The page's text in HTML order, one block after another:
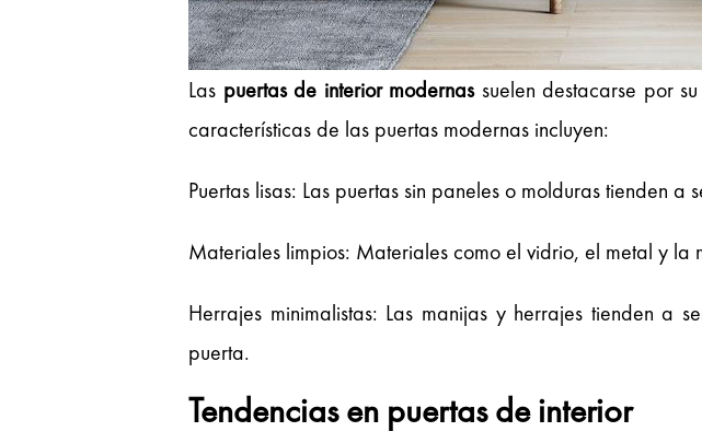
Las puertas de interior modernassuelen destacarse por
características de las puertas modernas incluyen:
Puertas lisas: Las puertas sin paneles o molduras tienden
Materiales limpios: Materiales como el vidrio, el metal y la
Herrajes minimalistas: Las manijas y herrajes tienden a
puerta.
Tendencias en puertas de interior